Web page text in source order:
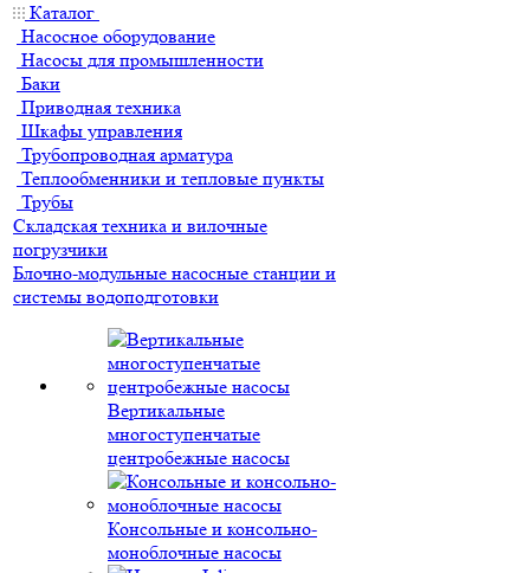
Каталог
Насосное оборудование
Насосы для промышленности
Баки
Приводная техника
Шкафы управления
Трубопроводная арматура
Теплообменники и тепловые пункты
Трубы
Складская техника и вилочные
погрузчики
Блочно-модульные насосные станции и
системы водоподготовки
Вертикальные
многоступенчатые
центробежные насосы
Консольные и консольно-
моноблочные насосы